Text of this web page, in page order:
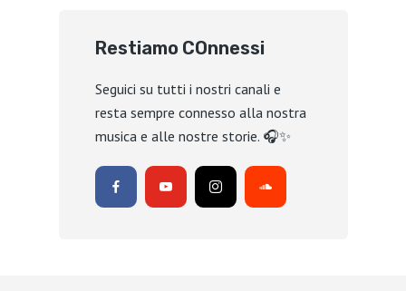
Restiamo COnnessi
Seguici su tutti i nostri canali e
resta sempre connesso alla nostra
musica e alle nostre storie. 🎧✨